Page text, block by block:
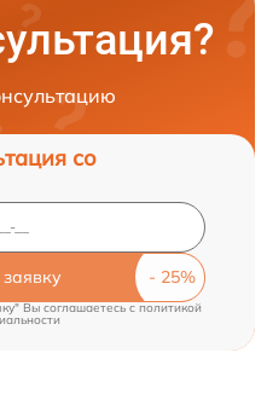
со
Вы соглашаетесь cполитикой